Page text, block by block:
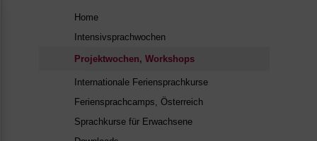
Home
Intensivsprachwochen
Projektwochen, Workshops
Internationale Feriensprachkurse
Feriensprachcamps, Österreich
Sprachkurse für Erwachsene